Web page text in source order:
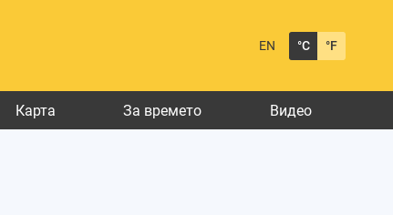
EN °C °F
Карта За времето Видео